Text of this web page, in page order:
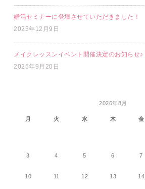
婚活セミナーに登壇させていただきました！
2025年12月9日
メイクレッスンイベント開催決定のお知らせ♪
2025年9月20日
2026年8月
月 火 水 木 金
3 4 5 6 7
10 11 12 13 14